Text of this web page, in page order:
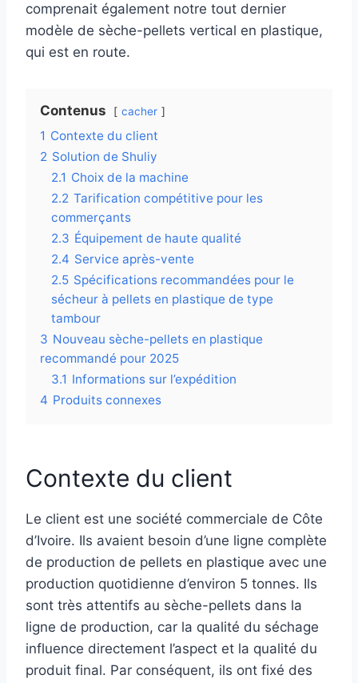
comprenait également notre tout dernier
modèle de sèche-pellets vertical en plastique,
qui est en route.
Contenus cacher
1 Contexte du client
2 Solution de Shuliy
2.1 Choix de la machine
2.2 Tarification compétitive pour les
commerçants
2.3 Équipement de haute qualité
2.4 Service après-vente
2.5 Spécifications recommandées pour le
sécheur à pellets en plastique de type
tambour
3 Nouveau sèche-pellets en plastique
recommandé pour 2025
3.1 Informations sur l’expédition
4 Produits connexes
Contexte du client
Le client est une société commerciale de Côte
d’Ivoire. Ils avaient besoin d’une ligne complète
de production de pellets en plastique avec une
production quotidienne d’environ 5 tonnes. Ils
sont très attentifs au sèche-pellets dans la
ligne de production, car la qualité du séchage
influence directement l’aspect et la qualité du
produit final. Par conséquent, ils ont fixé des